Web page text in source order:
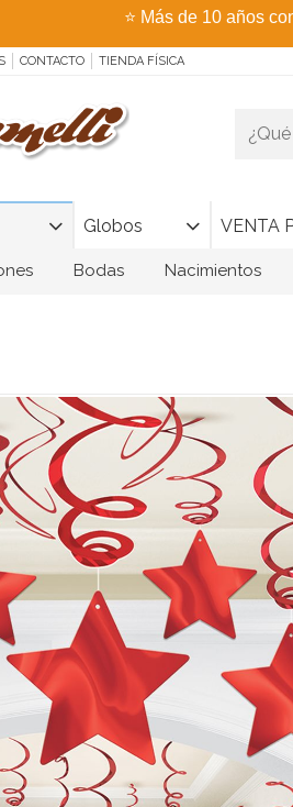
⭐ Más de 10 años
CONTACTO TIENDA FÍSICA
Globos VENTA
Bodas Nacimientos